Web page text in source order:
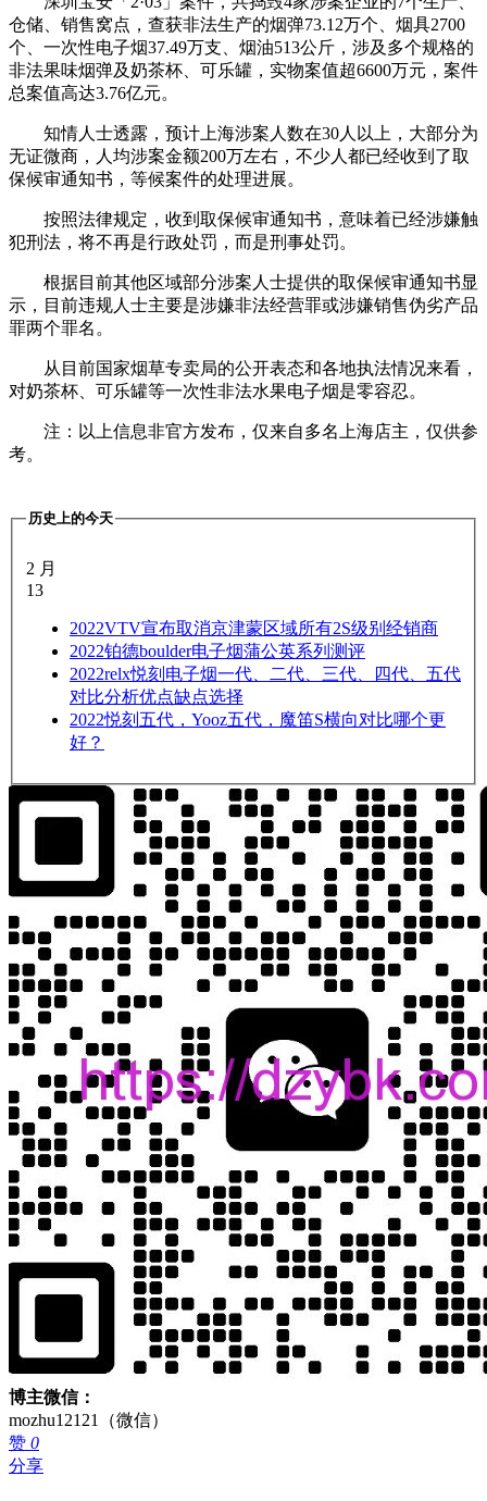
仓储、销售窝点，查获非法生产的烟弹73.12万个、烟具2700
个、一次性电子烟37.49万支、烟油513公斤，涉及多个规格的
非法果味烟弹及奶茶杯、可乐罐，实物案值超6600万元，案件
总案值高达3.76亿元。
知情人士透露，预计上海涉案人数在30人以上，大部分为
无证微商，人均涉案金额200万左右，不少人都已经收到了取
保候审通知书，等候案件的处理进展。
按照法律规定，收到取保候审通知书，意味着已经涉嫌触
犯刑法，将不再是行政处罚，而是刑事处罚。
根据目前其他区域部分涉案人士提供的取保候审通知书显
示，目前违规人士主要是涉嫌非法经营罪或涉嫌销售伪劣产品
罪两个罪名。
从目前国家烟草专卖局的公开表态和各地执法情况来看，
对奶茶杯、可乐罐等一次性非法水果电子烟是零容忍。
注：以上信息非官方发布，仅来自多名上海店主，仅供参
考。
历史上的今天
2 月
13
2022VTV宣布取消京津蒙区域所有2S级别经销商
2022铂德boulder电子烟蒲公英系列测评
2022relx悦刻电子烟一代、二代、三代、四代、五代
对比分析优点缺点选择
2022悦刻五代，Yooz五代，魔笛S横向对比哪个更
好？
博主微信：
mozhu12121（微信）
赞 0
分享